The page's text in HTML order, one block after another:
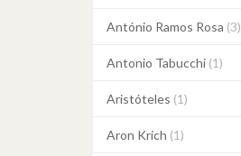
António Ramos Rosa (3)
Antonio Tabucchi (1)
Aristóteles (1)
Aron Krich (1)